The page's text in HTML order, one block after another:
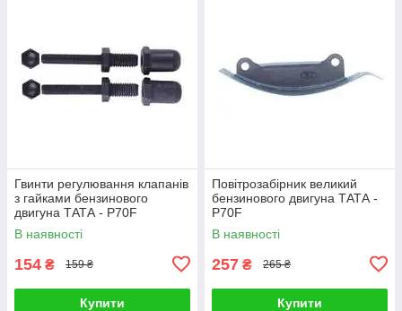
Гвинти регулювання клапанів
з гайками бензинового
двигуна ТАТА - P70F
В наявності
154 ₴ 159 ₴
Купити
Повітрозабірник великий
бензинового двигуна ТАТА -
P70F
В наявності
257 ₴ 265 ₴
Купити